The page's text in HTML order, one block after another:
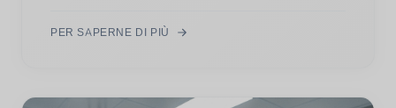
PER SAPERNE DI PIÙ